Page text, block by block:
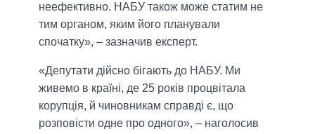
неефективно. НАБУ також може статим не
тим органом, яким його планували
спочатку», – зазначив експерт.
«Депутати дійсно бігають до НАБУ. Ми
живемо в країні, де 25 років процвітала
корупція, й чиновникам справді є, що
розповісти одне про одного», – наголосив